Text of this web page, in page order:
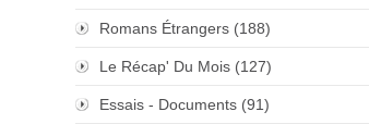
Romans Étrangers (188)
Le Récap' Du Mois (127)
Essais - Documents (91)